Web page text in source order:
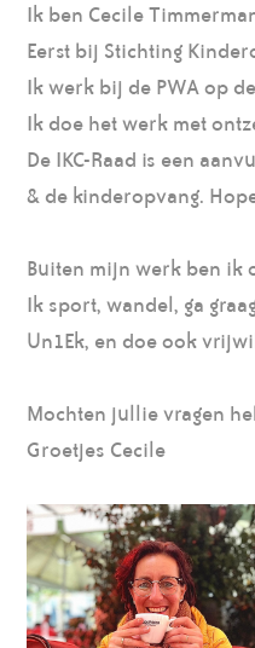
Ik ben Cecile
Eerst bij Stichting
Ik werk bij de PWA op
Ik doe het werk met
De IKC-Raad is een
& de kinderopvang.
Buiten mijn werk ben ik
Ik sport, wandel, ga
Un1Ek, en doe ook
Mochten jullie vragen
Groetjes Cecile